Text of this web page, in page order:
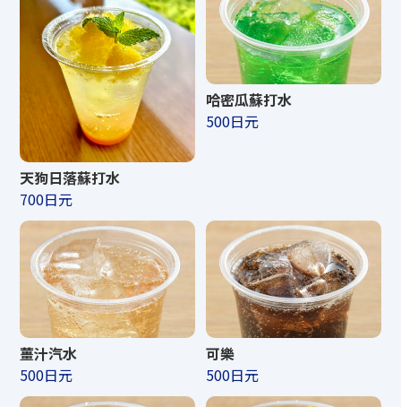
天狗日落蘇打水
700日元
哈密​​瓜蘇打水
500日元
薑汁汽水
500日元
可樂
500日元